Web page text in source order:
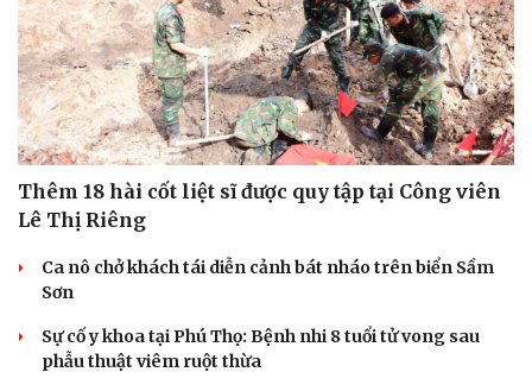
Thêm 18 hài cốt liệt sĩ được quy tập tại Công viên
Lê Thị Riêng
Ca nô chở khách tái diễn cảnh bát nháo trên biển Sầm
Sơn
Sự cố y khoa tại Phú Thọ: Bệnh nhi 8 tuổi tử vong sau
phẫu thuật viêm ruột thừa